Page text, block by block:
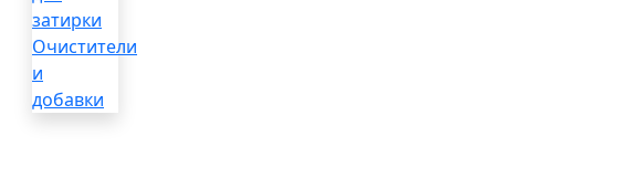
затирки
Очистители
и
добавки